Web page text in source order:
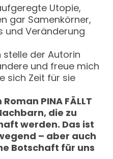
Utopie,
gar Samenkörner,
und Veränderung
stelle der Autorin
und freue mich
sich Zeit für sie
PINA FÄLLT
die zu
werden. Das ist
– aber auch
Botschaft für uns